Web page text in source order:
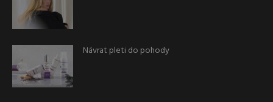
Návrat pleti do pohody